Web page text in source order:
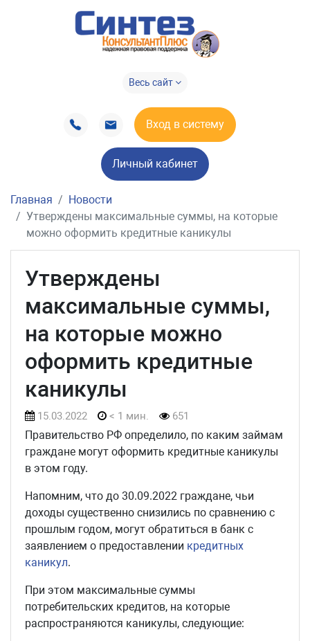
Весь сайт
Вход в систему
Личный кабинет
Главная
Новости
Утверждены максимальные суммы, на которые
можно оформить кредитные каникулы
Утверждены
максимальные суммы,
на которые можно
оформить кредитные
каникулы
15.03.2022 < 1 мин. 651
Правительство РФ определило, по каким займам
граждане могут оформить кредитные каникулы
в этом году.
Напомним, что до 30.09.2022 граждане, чьи
доходы существенно снизились по сравнению с
прошлым годом, могут обратиться в банк с
заявлением о предоставлении кредитных
каникул.
При этом максимальные суммы
потребительских кредитов, на которые
распространяются каникулы, следующие: